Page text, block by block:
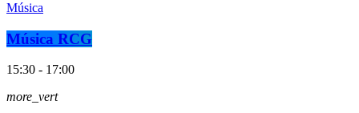
Música
Música RCG
15:30 - 17:00
more_vert